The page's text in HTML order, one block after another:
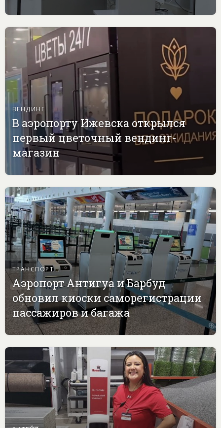
ВЕНДИНГ
В аэропорту Ижевска открылся
первый цветочный вендинг-
магазин
ТРАНСПОРТ
Аэропорт Антигуа и Барбуд
обновил киоски саморегистрации
пассажиров и багажа